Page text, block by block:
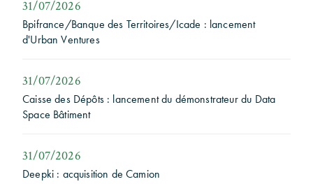
31/07/2026
Bpifrance/Banque des Territoires/Icade : lancement
d'Urban Ventures
31/07/2026
Caisse des Dépôts : lancement du démonstrateur du Data
Space Bâtiment
31/07/2026
Deepki : acquisition de Camion